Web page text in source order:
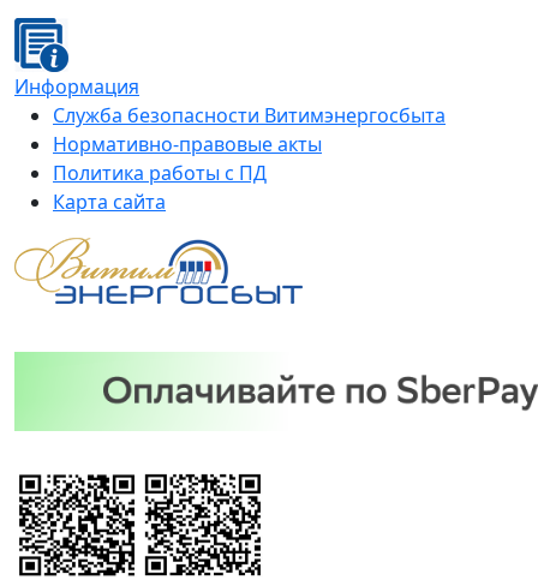
Информация
Служба безопасности Витимэнергосбыта
Нормативно-правовые акты
Политика работы с ПД
Карта сайта